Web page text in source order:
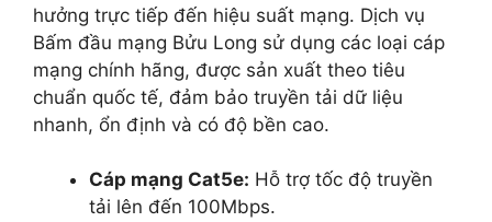
hưởng trực tiếp đến hiệu suất mạng. Dịch vụ
Bấm đầu mạng Bửu Long sử dụng các loại cáp
mạng chính hãng, được sản xuất theo tiêu
chuẩn quốc tế, đảm bảo truyền tải dữ liệu
nhanh, ổn định và có độ bền cao.
Cáp mạng Cat5e: Hỗ trợ tốc độ truyền
tải lên đến 100Mbps.